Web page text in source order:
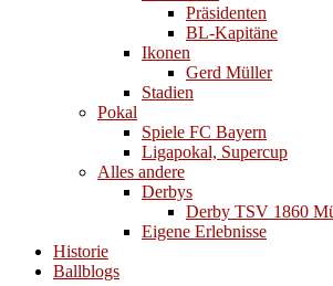
Präsidenten
BL-Kapitäne
Ikonen
Gerd Müller
Stadien
Pokal
Spiele FC Bayern
Ligapokal, Supercup
Alles andere
Derbys
Derby TSV 1860
Eigene Erlebnisse
Historie
Ballblogs